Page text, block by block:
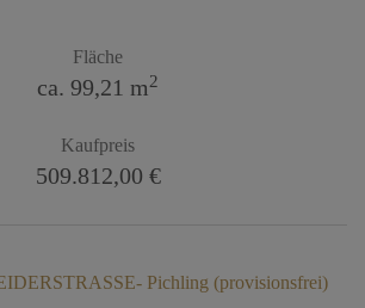
Fläche
ca. 99,21 m2
Kaufpreis
509.812,00 €